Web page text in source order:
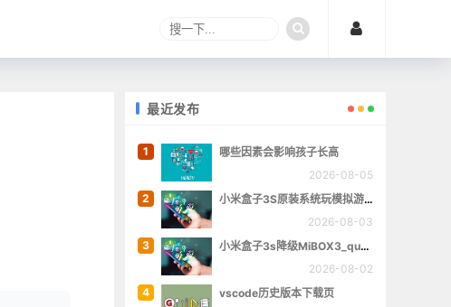
最近发布
1
哪些因素会影响孩子长高
2026-08-05
2
小米盒子3S原装系统玩模拟游戏
2026-08-03
3
小米盒子3s降级MiBOX3_queenchristina_r145
2026-08-02
4
vscode历史版本下载页